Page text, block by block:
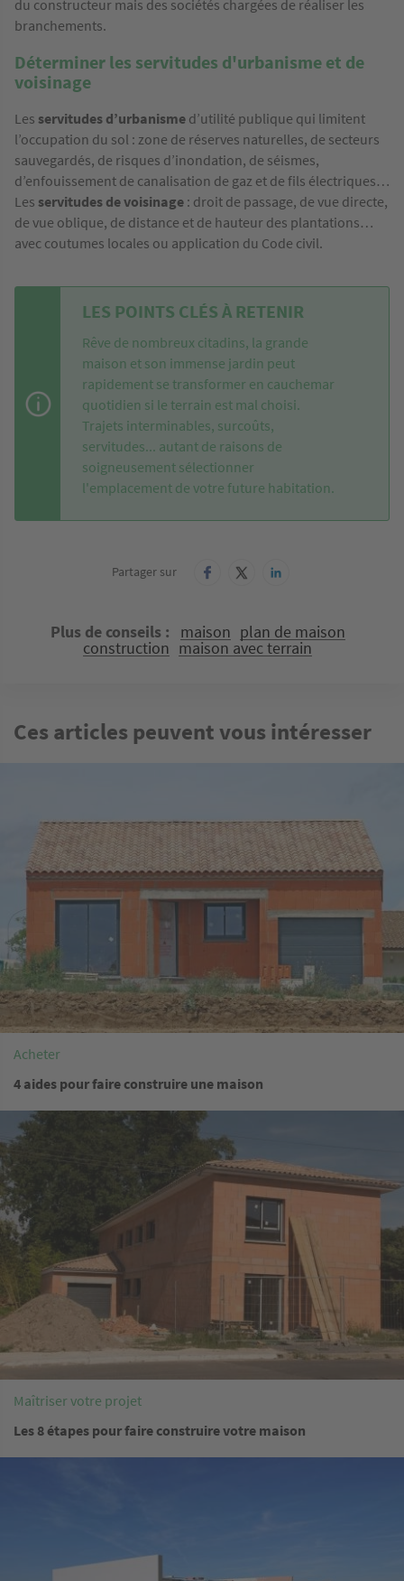
du constructeur mais des sociétés chargées de réaliser les
branchements.
Déterminer les servitudes d'urbanisme et de
voisinage
Les servitudes d’urbanisme d’utilité publique qui limitent
l’occupation du sol : zone de réserves naturelles, de secteurs
sauvegardés, de risques d’inondation, de séismes,
d’enfouissement de canalisation de gaz et de fils électriques…
Les servitudes de voisinage : droit de passage, de vue directe,
de vue oblique, de distance et de hauteur des plantations…
avec coutumes locales ou application du Code civil.
LES POINTS CLÉS À RETENIR
Rêve de nombreux citadins, la grande
maison et son immense jardin peut
rapidement se transformer en cauchemar
quotidien si le terrain est mal choisi.
Trajets interminables, surcoûts,
servitudes... autant de raisons de
soigneusement sélectionner
l'emplacement de votre future habitation.
Partager sur
Plus de conseils maison plan de maison
construction maison avec terrain
Ces articles peuvent vous intéresser
Acheter
4 aides pour faire construire une maison
Image
Maîtriser votre projet
Les 8 étapes pour faire construire votre maison